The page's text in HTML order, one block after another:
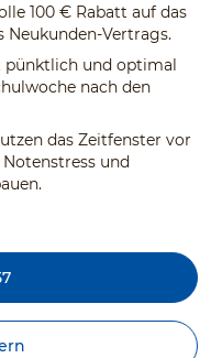
100 € Rabatt auf das
Vertrags.
pünktlich und optimal
nach den
das Zeitfenster vor
und